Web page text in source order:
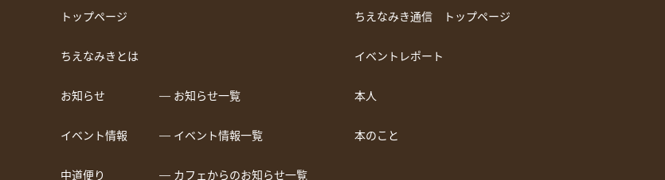
トップページ
ちえなみきとは
お知らせ ― お知らせ一覧
イベント情報 ― イベント情報一覧
中道便り ― カフェからのお知らせ一覧
ちえなみき通信 トップページ
イベントレポート
本人
本のこと